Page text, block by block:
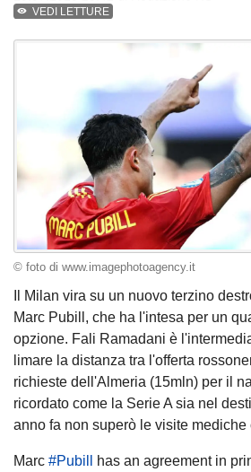
VEDI LETTURE
© foto di www.imagephotoagency.it
Il Milan vira su un nuovo terzino
Marc Pubill, che ha l'intesa per un
opzione. Fali Ramadani è
limare la distanza tra l'offerta
richieste dell'Almeria (15mln) per il
ricordato come la Serie A sia nel
anno fa non superò le visite mediche
Marc #Pubill has an agreement in